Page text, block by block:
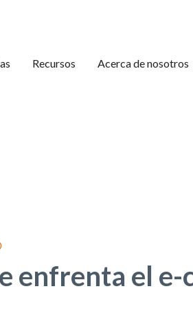
Recursos Acerca de nosotros
enfrenta el